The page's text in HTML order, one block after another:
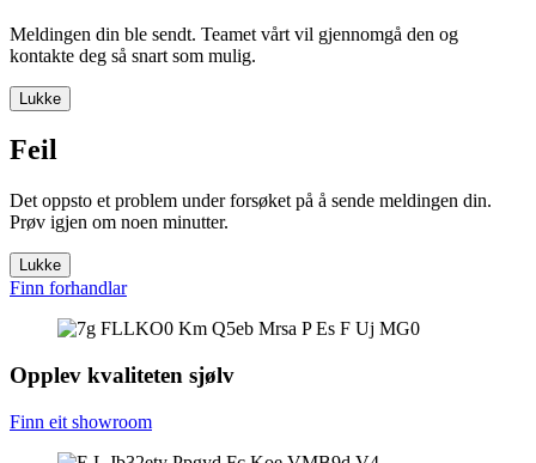
Meldingen din ble sendt. Teamet vårt vil gjennomgå den og
kontakte deg så snart som mulig.
Lukke
Feil
Det oppsto et problem under forsøket på å sende meldingen din.
Prøv igjen om noen minutter.
Lukke
Finn forhandlar
Opplev kvaliteten sjølv
Finn eit showroom